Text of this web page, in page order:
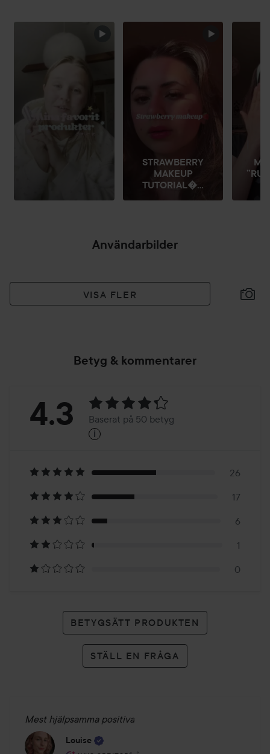
HOPPA ÖVER SEKTIONEN
STRAWBERRY
MAKEUP
TUTORIAL...
Användarbilder
VISA FLER
Betyg & kommentarer
Betyg:
Baserat
på
50
betyg
4.3 Baserat på 50 betyg
i
26
17
6
1
0
BETYGSÄTT PRODUKTEN
STÄLL EN FRÅGA
Mest hjälpsamma positiva
Louise